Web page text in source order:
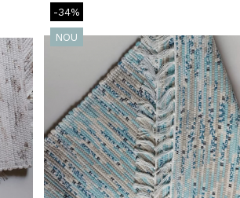
-34%
NOU